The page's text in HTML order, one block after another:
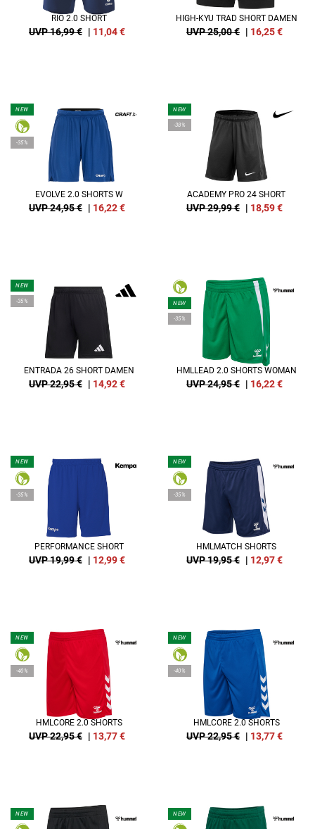
RIO 2.0 SHORT
UVP 16,99 € | 11,04€
HIGH-KYU TRAD SHORT DAMEN
UVP 25,00 € | 16,25€
NEW
-35%
EVOLVE 2.0 SHORTS W
UVP 24,95 € | 16,22€
NEW
-38%
ACADEMY PRO 24 SHORT
UVP 29,99 € | 18,59€
NEW
-35%
ENTRADA 26 SHORT DAMEN
UVP 22,95 € | 14,92€
NEW
-35%
HMLLEAD 2.0 SHORTS WOMAN
UVP 24,95 € | 16,22€
NEW
-35%
PERFORMANCE SHORT
UVP 19,99 € | 12,99€
NEW
-35%
HMLMATCH SHORTS
UVP 19,95 € | 12,97€
NEW
-40%
HMLCORE 2.0 SHORTS
UVP 22,95 € | 13,77€
NEW
-40%
HMLCORE 2.0 SHORTS
UVP 22,95 € | 13,77€
NEW NEW